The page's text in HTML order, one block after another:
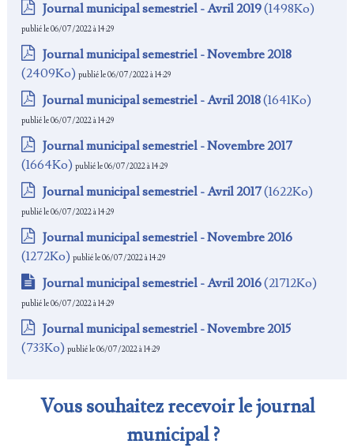
Journal municipal semestriel - Avril 2019(1498Ko)
publié le 06/07/2022 à 14:29
Journal municipal semestriel - Novembre 2018
(2409Ko)publié le 06/07/2022 à 14:29
Journal municipal semestriel - Avril 2018(1641Ko)
publié le 06/07/2022 à 14:29
Journal municipal semestriel - Novembre 2017
(1664Ko)publié le 06/07/2022 à 14:29
Journal municipal semestriel - Avril 2017(1622Ko)
publié le 06/07/2022 à 14:29
Journal municipal semestriel - Novembre 2016
(1272Ko)publié le 06/07/2022 à 14:29
Journal municipal semestriel - Avril 2016(21712Ko)
publié le 06/07/2022 à 14:29
Journal municipal semestriel - Novembre 2015
(733Ko)publié le 06/07/2022 à 14:29
Vous souhaitez recevoir le journal
municipal ?